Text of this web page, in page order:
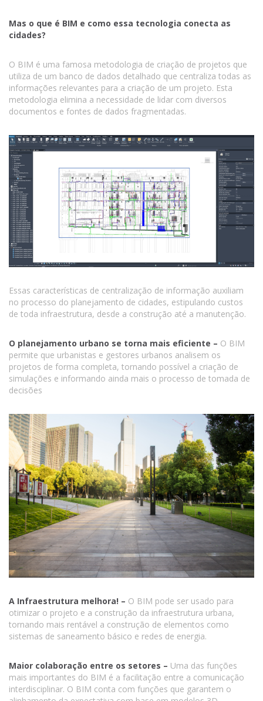
Mas o que é BIM e como essa tecnologia conecta as
cidades?
O BIM é uma famosa metodologia de criação de projetos que
utiliza de um banco de dados detalhado que centraliza todas as
informações relevantes para a criação de um projeto. Esta
metodologia elimina a necessidade de lidar com diversos
documentos e fontes de dados fragmentadas.
Essas características de centralização de informação auxiliam
no processo do planejamento de cidades, estipulando custos
de toda infraestrutura, desde a construção até a manutenção.
O planejamento urbano se torna mais eficiente – O BIM
permite que urbanistas e gestores urbanos analisem os
projetos de forma completa, tornando possível a criação de
simulações e informando ainda mais o processo de tomada de
decisões
A Infraestrutura melhora! – O BIM pode ser usado para
otimizar o projeto e a construção da infraestrutura urbana,
tornando mais rentável a construção de elementos como
sistemas de saneamento básico e redes de energia.
Maior colaboração entre os setores – Uma das funções
mais importantes do BIM é a facilitação entre a comunicação
interdisciplinar. O BIM conta com funções que garantem o